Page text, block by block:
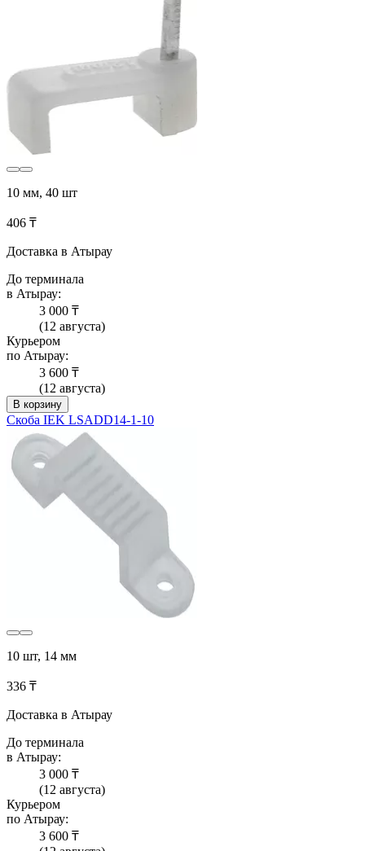
10 мм, 40 шт
406 ₸
Доставка в Атырау
До терминала
в Атырау:
3 000 ₸
(12 августа)
Курьером
по Атырау:
3 600 ₸
(12 августа)
В корзину
Скоба IEK LSADD14-1-10
10 шт, 14 мм
336 ₸
Доставка в Атырау
До терминала
в Атырау:
3 000 ₸
(12 августа)
Курьером
по Атырау:
3 600 ₸